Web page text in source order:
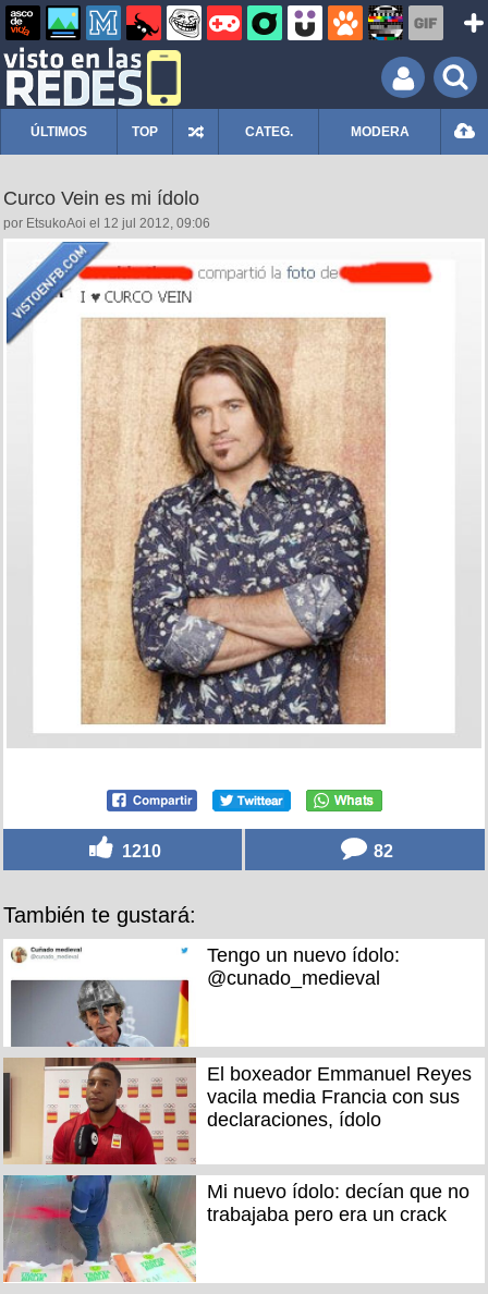
ÚLTIMOS TOP CATEG. MODERA
Curco Vein es mi ídolo
por EtsukoAoi el 12 jul 2012, 09:06
1210 82
También te gustará:
Tengo un nuevo ídolo:
@cunado_medieval
El boxeador Emmanuel Reyes
vacila media Francia con sus
declaraciones, ídolo
Mi nuevo ídolo: decían que no
trabajaba pero era un crack